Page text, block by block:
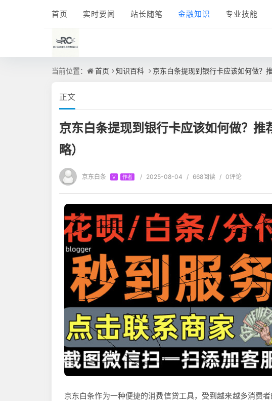
首页 实时要闻 站长随笔 金融知识 专业技能
当前位置： 首页 知识百科 京东白条提现到银行卡应该如何做？
正文
京东白条提现到银行卡应该如何做？
略）
京东白条 V 作者 / 2025-08-04 / 668阅读 / 0评论
京东白条作为一种便捷的消费信贷工具，受到越来越多消费